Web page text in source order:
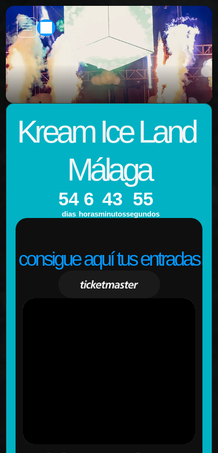
Kream Ice Land
Málaga
54
dias
6
horas
43
minutos
55
segundos
consigue aquí tus entradas